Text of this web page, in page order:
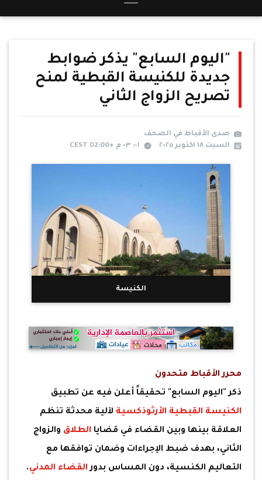
"اليوم السابع" يذكر ضوابط
جديدة للكنيسة القبطية لمنح
تصريح الزواج الثاني
صدى الأقباط في الصحف
السبت ١٨ اكتوبر ٢٠٢٥
٠١: ٠٣ م +02:00 CEST
الكنيسة
محرر الأقباط متحدون
ذكر "اليوم السابع" تحقيقاً أعلن فيه عن تطبيق
الكنيسة القبطية الأرثوذكسية لآلية محدثة تنظم
العلاقة بينها وبين القضاء في قضايا الطلاق والزواج
الثاني، بهدف ضبط الإجراءات وضمان توافقها مع
التعاليم الكنسية، دون المساس بدورالقضاء المدني.